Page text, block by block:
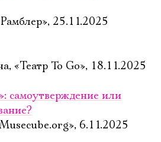
25.11.2025
«Театр To Go», 18.11.2025
самоутверждение или
6.11.2025